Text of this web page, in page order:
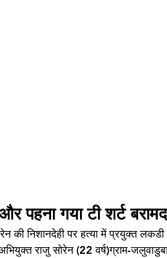
पहना गया टी शर्ट बरामद
की निशानदेही पर हत्या में प्रयुक्त
राजु सोरेन (22 वर्ष)ग्राम-